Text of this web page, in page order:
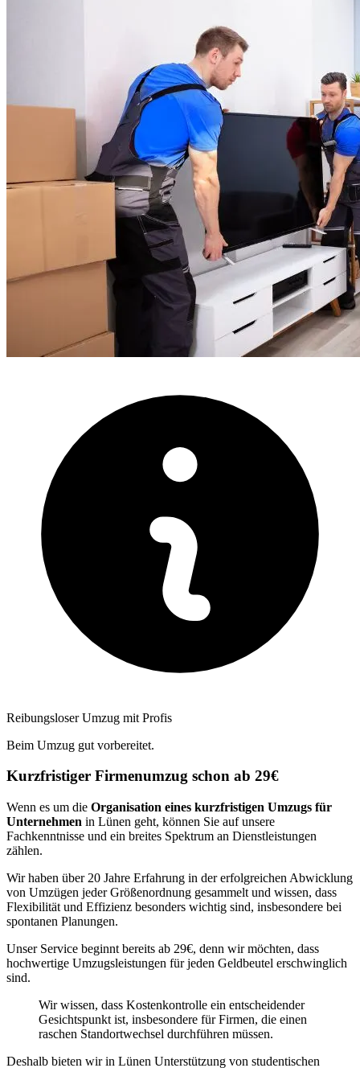
Reibungsloser Umzug mit Profis
Beim Umzug gut vorbereitet.
Kurzfristiger Firmenumzug schon ab 29€
Wenn es um die Organisation eines kurzfristigen Umzugs für
Unternehmen in Lünen geht, können Sie auf unsere
Fachkenntnisse und ein breites Spektrum an Dienstleistungen
zählen.
Wir haben über 20 Jahre Erfahrung in der erfolgreichen Abwicklung
von Umzügen jeder Größenordnung gesammelt und wissen, dass
Flexibilität und Effizienz besonders wichtig sind, insbesondere bei
spontanen Planungen.
Unser Service beginnt bereits ab 29€, denn wir möchten, dass
hochwertige Umzugsleistungen für jeden Geldbeutel erschwinglich
sind.
Wir wissen, dass Kostenkontrolle ein entscheidender
Gesichtspunkt ist, insbesondere für Firmen, die einen
raschen Standortwechsel durchführen müssen.
Deshalb bieten wir in Lünen Unterstützung von studentischen